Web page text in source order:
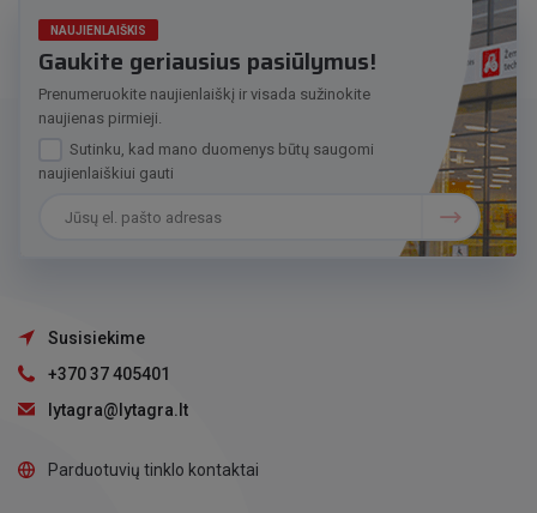
NAUJIENLAIŠKIS
Gaukite geriausius pasiūlymus!
Prenumeruokite naujienlaiškį ir visada sužinokite
naujienas pirmieji.
Sutinku, kad mano duomenys būtų saugomi
naujienlaiškiui gauti
Susisiekime
+370 37 405401
lytagra@lytagra.lt
Parduotuvių tinklo kontaktai